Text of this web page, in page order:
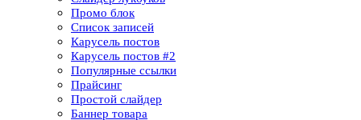
Промо блок
Список записей
Карусель постов
Карусель постов #2
Популярные ссылки
Прайсинг
Простой слайдер
Баннер товара